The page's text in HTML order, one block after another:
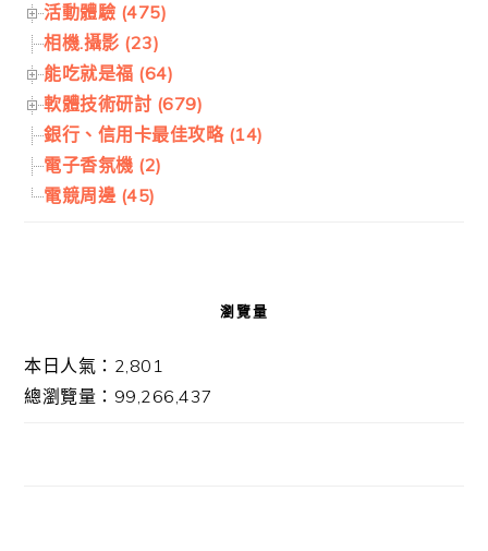
活動體驗 (475)
相機.攝影 (23)
能吃就是福 (64)
軟體技術研討 (679)
銀行、信用卡最佳攻略 (14)
電子香氛機 (2)
電競周邊 (45)
瀏覽量
本日人氣：2,801
總瀏覽量：99,266,437